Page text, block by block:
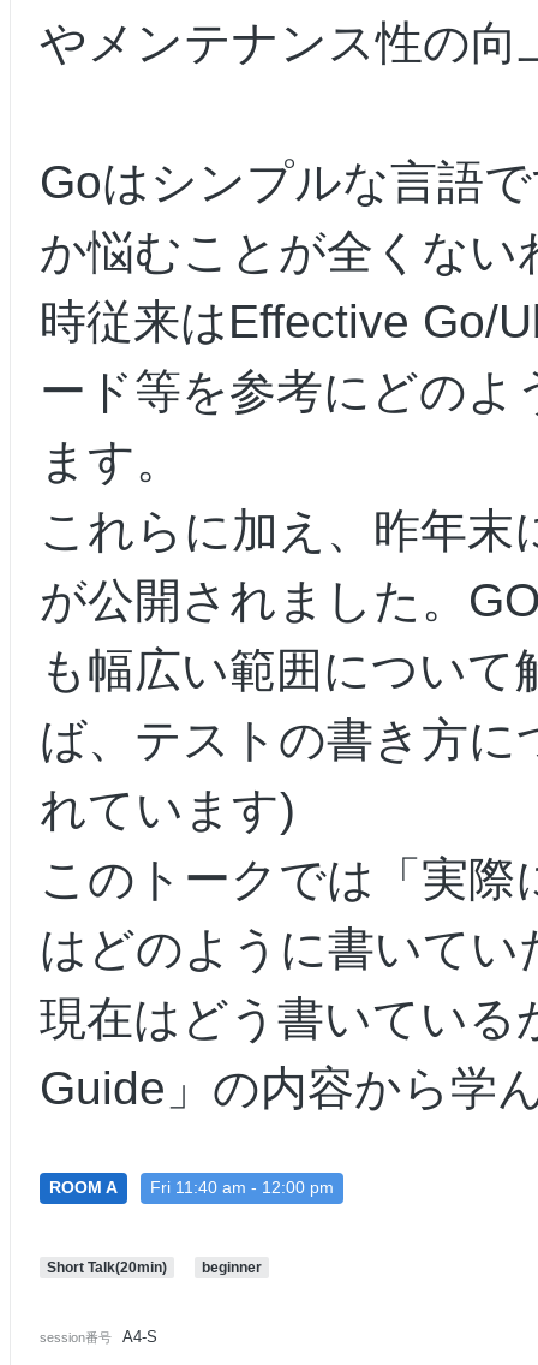
やメンテナンス性の向
Goはシンプルな言語
か悩むことが全くな
時従来はEffective Go/
ード等を参考にどの
ます。
これらに加え、昨年末
が公開されました。
も幅広い範囲につい
ば、テストの書き方
れています)
このトークでは「実
はどのように書いて
現在はどう書いている
Guide」の内容から学
ROOM A Fri 11:40 am - 12:00 pm
Short Talk(20min) beginner
session番号 A4-S